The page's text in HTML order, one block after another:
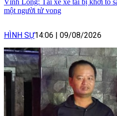
Vĩnh Long: Tài xế xe tải bị khởi tố
một người tử vong
HÌNH SỰ14:06 | 09/08/2026